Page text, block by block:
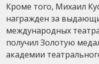
Кроме того, Михаил
награжден за
международных
получил Золотую
академии